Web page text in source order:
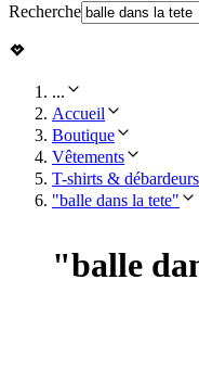
Recherche
...
Accueil
Boutique
Vêtements
T-shirts & débardeurs
"balle dans la tete"
"balle